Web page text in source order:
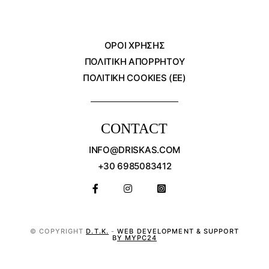
ΌΡΟΙ ΧΡΗΣΗΣ
ΠΟΛΙΤΙΚΗ ΑΠΟΡΡΗΤΟΥ
ΠΟΛΙΤΙΚΗ COOKIES (ΕΕ)
CONTACT
INFO@DRISKAS.COM
+30 6985083412
© COPYRIGHTD.T.K. -WEB DEVELOPMENT & SUPPORT
BY MYPC24